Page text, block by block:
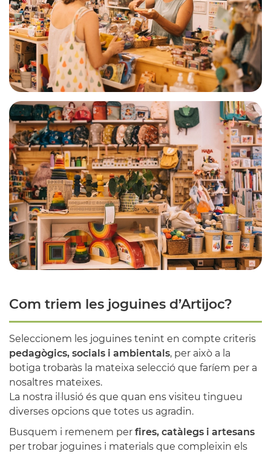
Com triem les joguines d’Artijoc?
Seleccionem les joguines tenint en compte criteris
pedagògics, socials i ambientals, per això a la
botiga trobaràs la mateixa selecció que faríem per a
nosaltres mateixes.
La nostra il·lusió és que quan ens visiteu tingueu
diverses opcions que totes us agradin.
Busquem i remenem per fires, catàlegs i artesans
per trobar joguines i materials que compleixin els